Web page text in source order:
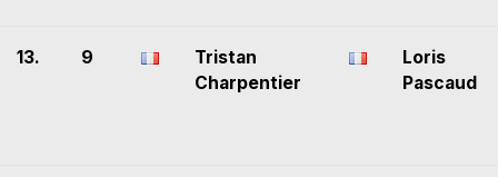
13. 9
Tristan
Charpentier
Loris
Pascaud